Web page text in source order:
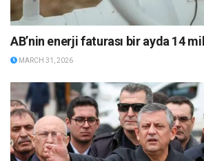
AB’nin enerji faturası bir ayda 14
MARCH 31, 2026